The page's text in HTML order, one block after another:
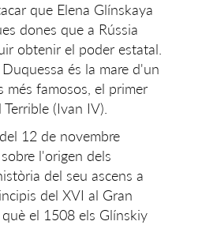
que Elena Glínskaya
dones que a Rússia
obtenir el poder estatal.
és la mare d'un
més famosos, el primer
(Ivan IV).
12 de novembre
l'origen dels
del seu ascens a
del XVI al Gran
el 1508 els Glínskiy